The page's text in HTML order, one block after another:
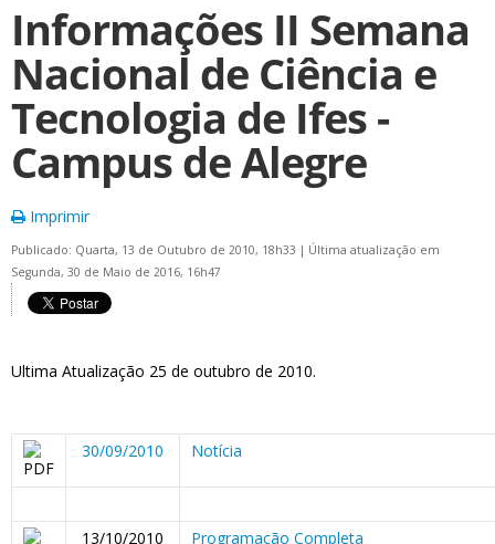
Informações II Semana
Nacional de Ciência e
Tecnologia de Ifes -
Campus de Alegre
Imprimir
Publicado: Quarta, 13 de Outubro de 2010, 18h33 | Última atualização em
Segunda, 30 de Maio de 2016, 16h47
Ultima Atualização 25 de outubro de 2010.
30/09/2010 Notícia
13/10/2010 Programação Completa